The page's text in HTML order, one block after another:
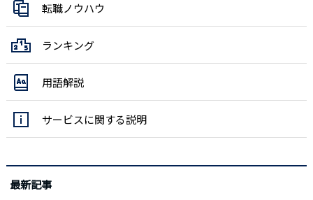
転職ノウハウ
ランキング
用語解説
サービスに関する説明
最新記事